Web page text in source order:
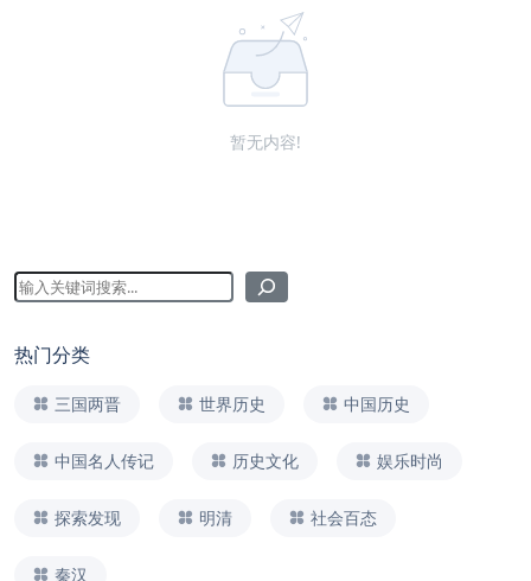
暂无内容!
热门分类
三国两晋 世界历史 中国历史
中国名人传记 历史文化 娱乐时尚
探索发现 明清 社会百态
秦汉